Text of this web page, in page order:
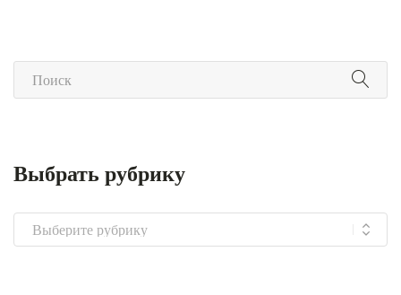
Выбрать рубрику
Выбрать
рубрику